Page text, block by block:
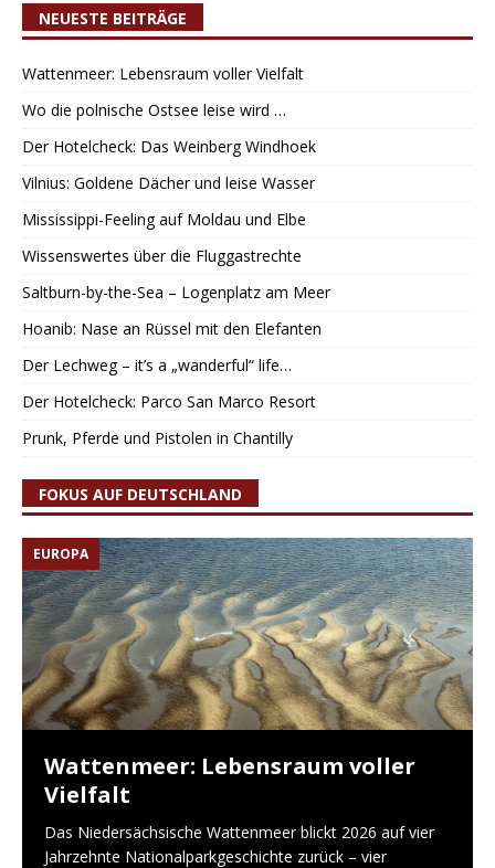
NEUESTE BEITRÄGE
Wattenmeer: Lebensraum voller Vielfalt
Wo die polnische Ostsee leise wird …
Der Hotelcheck: Das Weinberg Windhoek
Vilnius: Goldene Dächer und leise Wasser
Mississippi-Feeling auf Moldau und Elbe
Wissenswertes über die Fluggastrechte
Saltburn-by-the-Sea – Logenplatz am Meer
Hoanib: Nase an Rüssel mit den Elefanten
Der Lechweg – it’s a „wanderful“ life…
Der Hotelcheck: Parco San Marco Resort
Prunk, Pferde und Pistolen in Chantilly
FOKUS AUF DEUTSCHLAND
EUROPA
Wattenmeer: Lebensraum voller
Vielfalt
Das Niedersächsische Wattenmeer blickt 2026 auf vier
Jahrzehnte Nationalparkgeschichte zurück – vier